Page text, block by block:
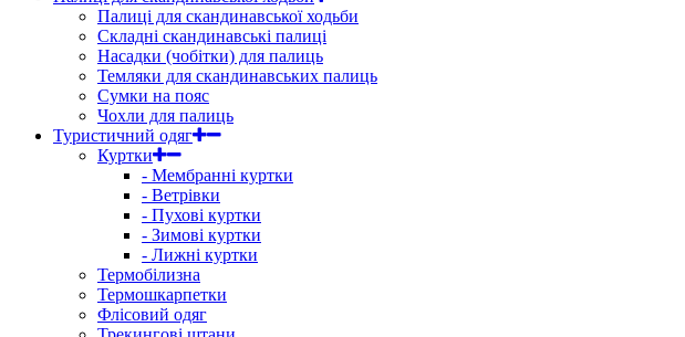
Палиці для скандинавської ходьби
Складні скандинавські палиці
Насадки (чобітки) для палиць
Темляки для скандинавських палиць
Сумки на пояс
Чохли для палиць
Туристичний одяг
Куртки
- Мембранні куртки
- Ветрівки
- Пухові куртки
- Зимові куртки
- Лижні куртки
Термобілизна
Термошкарпетки
Флісовий одяг